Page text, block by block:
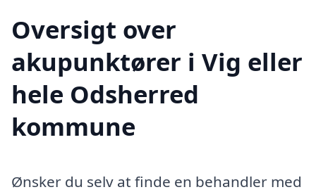
Oversigt over
akupunktører i Vig eller
hele Odsherred
kommune
Ønsker du selv at finde en behandler med